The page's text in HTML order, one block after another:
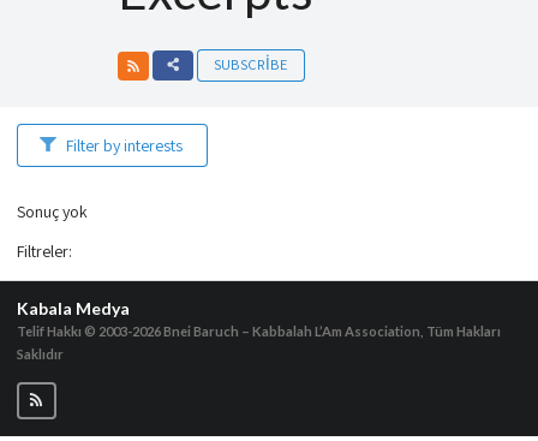
SUBSCRIBE
Filter by interests
Sonuç yok
Filtreler:
Kabala Medya
Telif Hakkı © 2003-2026Bnei Baruch – Kabbalah L’Am Association, Tüm Hakları
Saklıdır